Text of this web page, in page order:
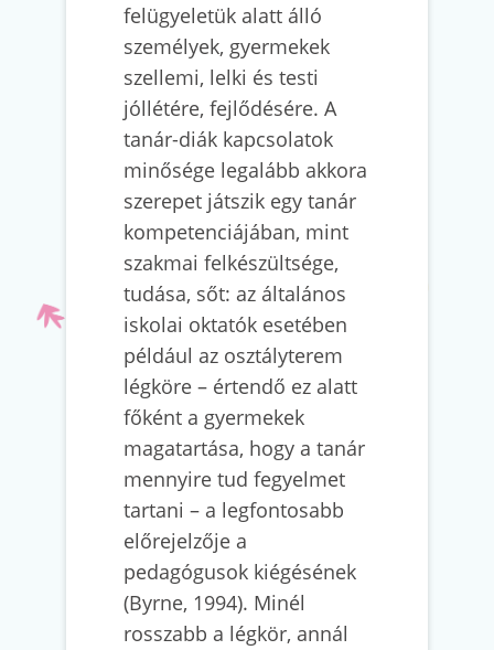
felügyeletük alatt álló
személyek, gyermekek
szellemi, lelki és testi
jóllétére, fejlődésére. A
tanár-diák kapcsolatok
minősége legalább akkora
szerepet játszik egy tanár
kompetenciájában, mint
szakmai felkészültsége,
tudása, sőt: az általános
iskolai oktatók esetében
például az osztályterem
légköre – értendő ez alatt
főként a gyermekek
magatartása, hogy a tanár
mennyire tud fegyelmet
tartani – a legfontosabb
előrejelzője a
pedagógusok kiégésének
(Byrne, 1994). Minél
rosszabb a légkör, annál